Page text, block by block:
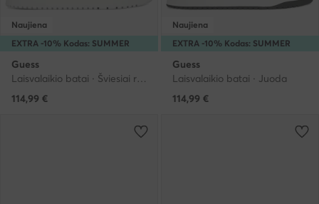
EXTRA -10% Kodas: SUMMER
Naujiena
Guess
Laisvalaikio batai · Šviesiai ruda
114,99 €
EXTRA -10% Kodas: SUMMER
Naujiena
Guess
Laisvalaikio batai · Juoda
114,99 €